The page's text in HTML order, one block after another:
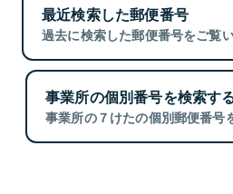
最近検索した郵便番号
過去に検索した郵便番号をご覧
事業所の個別番号を検索す
事業所の７けたの個別郵便番号